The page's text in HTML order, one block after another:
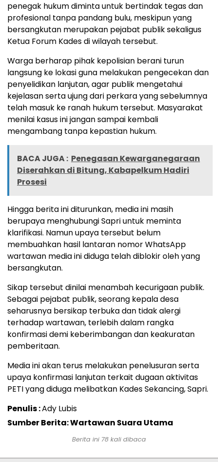
penegak hukum diminta untuk bertindak tegas dan
profesional tanpa pandang bulu, meskipun yang
bersangkutan merupakan pejabat publik sekaligus
Ketua Forum Kades di wilayah tersebut.
Warga berharap pihak kepolisian berani turun
langsung ke lokasi guna melakukan pengecekan dan
penyelidikan lanjutan, agar publik mengetahui
kejelasan serta ujung dari perkara yang sebelumnya
telah masuk ke ranah hukum tersebut. Masyarakat
menilai kasus ini jangan sampai kembali
mengambang tanpa kepastian hukum.
BACA JUGA : Penegasan Kewarganegaraan
Diserahkan di Bitung, Kabapelkum Hadiri
Prosesi
Hingga berita ini diturunkan, media ini masih
berupaya menghubungi Sapri untuk meminta
klarifikasi. Namun upaya tersebut belum
membuahkan hasil lantaran nomor WhatsApp
wartawan media ini diduga telah diblokir oleh yang
bersangkutan.
Sikap tersebut dinilai menambah kecurigaan publik.
Sebagai pejabat publik, seorang kepala desa
seharusnya bersikap terbuka dan tidak alergi
terhadap wartawan, terlebih dalam rangka
konfirmasi demi keberimbangan dan keakuratan
pemberitaan.
Media ini akan terus melakukan penelusuran serta
upaya konfirmasi lanjutan terkait dugaan aktivitas
PETI yang diduga melibatkan Kades Sekancing, Sapri.
Penulis :Ady Lubis
Sumber Berita: Wartawan Suara Utama
Berita ini 78 kali dibaca